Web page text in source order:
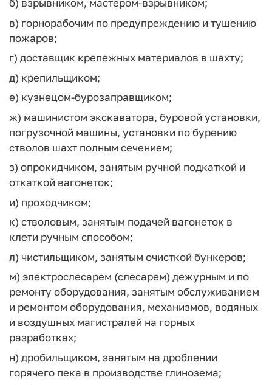
б) взрывником, мастером-взрывником;
в) горнорабочим по предупреждению и тушению
пожаров;
г) доставщик крепежных материалов в шахту;
д) крепильщиком;
е) кузнецом-бурозаправщиком;
ж) машинистом экскаватора, буровой установки,
погрузочной машины, установки по бурению
стволов шахт полным сечением;
з) опрокидчиком, занятым ручной подкаткой и
откаткой вагонеток;
и) проходчиком;
к) стволовым, занятым подачей вагонеток в
клети ручным способом;
л) чистильщиком, занятым очисткой бункеров;
м) электрослесарем (слесарем) дежурным и по
ремонту оборудования, занятым обслуживанием
и ремонтом оборудования, механизмов, водяных
и воздушных магистралей на горных
разработках;
н) дробильщиком, занятым на дроблении
горячего пека в производстве глинозема;